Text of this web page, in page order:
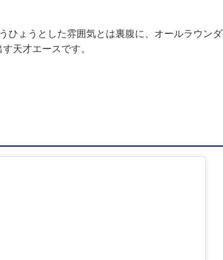
ひょうとした雰囲気とは裏腹に、オールラウンダ
天才エースです。